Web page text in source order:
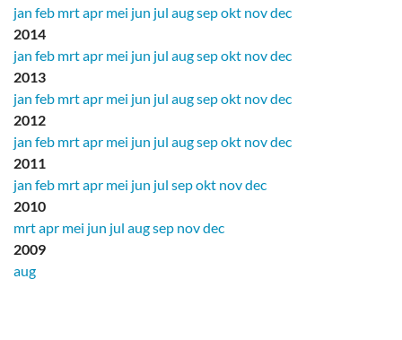
jan feb mrtapr mei jun jul augsepokt novdec
2014
jan feb mrtapr mei jun jul augsepokt novdec
2013
jan feb mrtapr mei jun jul augsepokt novdec
2012
jan feb mrtapr mei jun jul augsepokt novdec
2011
jan feb mrtapr mei jun jul sepokt novdec
2010
mrtapr mei jun jul augsep novdec
2009
aug